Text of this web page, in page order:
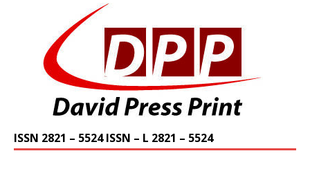
ISSN 2821 – 5524 ISSN – L 2821 – 5524